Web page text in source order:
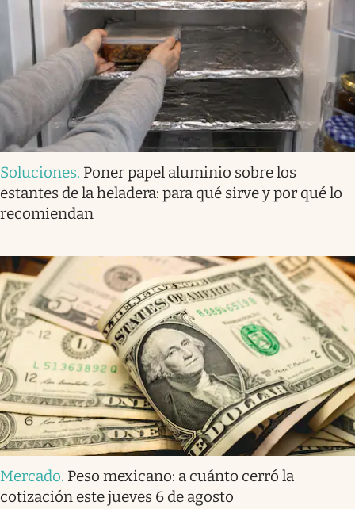
Soluciones. Poner papel aluminio sobre los
estantes de la heladera: para qué sirve y por qué lo
recomiendan
Mercado. Peso mexicano: a cuánto cerró la
cotización este jueves 6 de agosto